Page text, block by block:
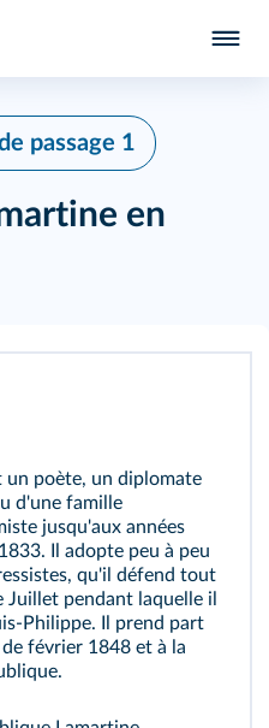
passage 1
en
un poète, un diplomate
d'une famille
jusqu'aux années
Il adopte peu à peu
qu'il défend tout
Juillet pendant laquelle il
Il prend part
février 1848 et à la